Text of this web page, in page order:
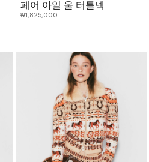
페어 아일 울 터틀넥
₩1,825,000